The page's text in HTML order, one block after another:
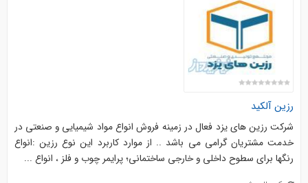
رزین آلکید
شرکت رزین های یزد فعال در زمینه فروش انواع مواد شیمیایی و صنعتی در
خدمت مشتریان گرامی می باشد .. از موارد کاربرد این نوع رزین :انواع
رنگها برای سطوح داخلی و خارجی ساختمانی؛ پرایمر چوب و فلز ، انواع ...